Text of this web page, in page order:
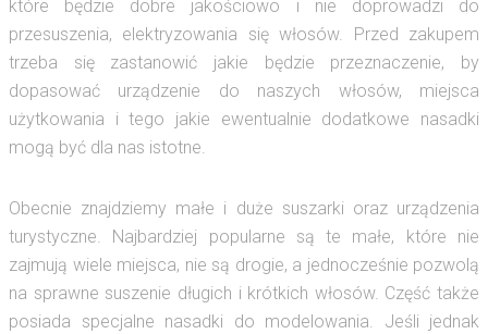
które będzie dobre jakościowo i nie doprowadzi do
przesuszenia, elektryzowania się włosów. Przed zakupem
trzeba się zastanowić jakie będzie przeznaczenie, by
dopasować urządzenie do naszych włosów, miejsca
użytkowania i tego jakie ewentualnie dodatkowe nasadki
mogą być dla nas istotne.
Obecnie znajdziemy małe i duże suszarki oraz urządzenia
turystyczne. Najbardziej popularne są te małe, które nie
zajmują wiele miejsca, nie są drogie, a jednocześnie pozwolą
na sprawne suszenie długich i krótkich włosów. Część także
posiada specjalne nasadki do modelowania. Jeśli jednak